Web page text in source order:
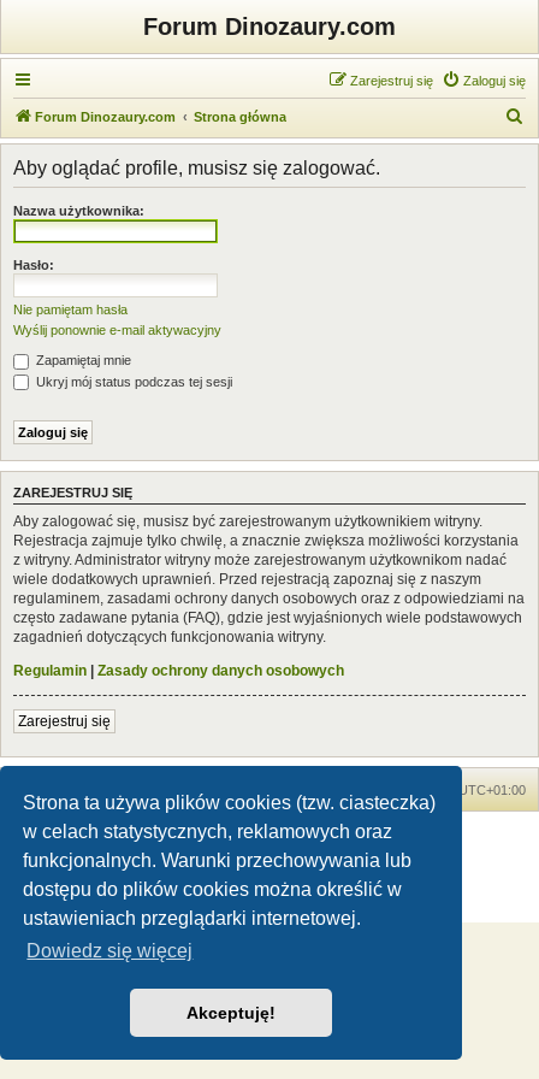
Strona ta używa plików cookies (tzw. ciasteczka)
w celach statystycznych, reklamowych oraz
funkcjonalnych. Warunki przechowywania lub
dostępu do plików cookies można określić w
ustawieniach przeglądarki internetowej.
Dowiedz się więcej
Akceptuję!
Forum Dinozaury.com
Zaloguj się
Zarejestruj się
Forum Dinozaury.com Strona główna
z
Aby oglądać profile, musisz się zalogować.
Nazwa użytkownika:
Hasło:
Nie pamiętam hasła
Wyślij ponownie e-mail aktywacyjny
Zapamiętaj mnie
Ukryj mój status podczas tej sesji
ZAREJESTRUJ SIĘ
Aby zalogować się, musisz być zarejestrowanym użytkownikiem witryny.
Rejestracja zajmuje tylko chwilę, a znacznie zwiększa możliwości korzystania
z witryny. Administrator witryny może zarejestrowanym użytkownikom nadać
wiele dodatkowych uprawnień. Przed rejestracją zapoznaj się z naszym
regulaminem, zasadami ochrony danych osobowych oraz z odpowiedziami na
często zadawane pytania (FAQ), gdzie jest wyjaśnionych wiele podstawowych
zagadnień dotyczących funkcjonowania witryny.
Regulamin | Zasady ochrony danych osobowych
Zarejestruj się
UTC+01:00
Dinozaury.com© 2006-2020
Technologię dostarczaphpBB® Forum Software © phpBB Limited
Zasady ochrony danych osobowych|Regulamin